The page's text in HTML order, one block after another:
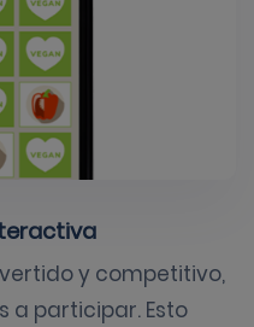
y competitivo,
a participar. Esto